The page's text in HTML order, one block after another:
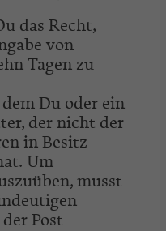
das Recht,
von
Tagen zu
Du oder ein
der nicht der
in Besitz
Um
musst
Post